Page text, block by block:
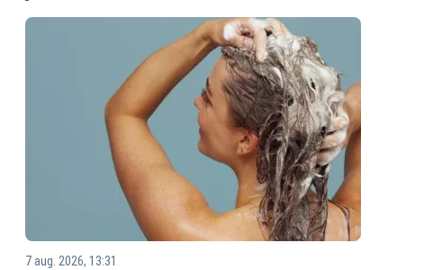
7 aug. 2026, 13:31